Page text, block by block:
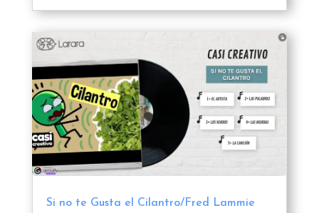
Si no te Gusta el Cilantro/Fred Lammie